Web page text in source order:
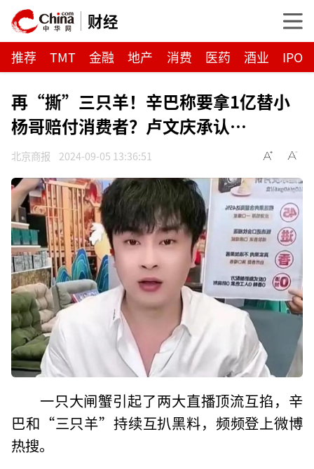
财经
推荐 TMT 金融 地产 消费 医药 酒业 IPO
再“撕”三只羊！辛巴称要拿1亿替小
杨哥赔付消费者？卢文庆承认…
北京商报 2024-09-05 13:36:51
一只大闸蟹引起了两大直播顶流互掐，辛
巴和“三只羊”持续互扒黑料，频频登上微博
热搜。